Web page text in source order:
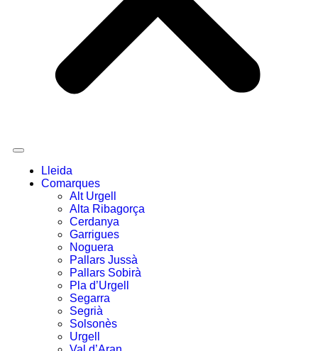
Lleida
Comarques
Alt Urgell
Alta Ribagorça
Cerdanya
Garrigues
Noguera
Pallars Jussà
Pallars Sobirà
Pla d’Urgell
Segarra
Segrià
Solsonès
Urgell